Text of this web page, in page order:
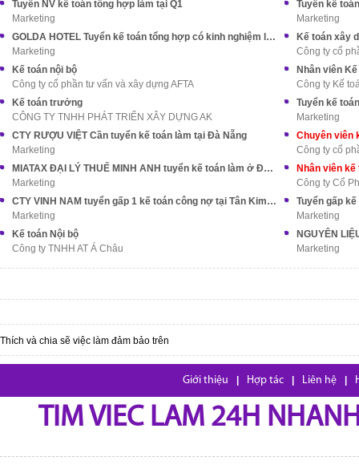
Tuyển NV kế toán tổng hợp làm tại Q1
Marketing
Tuyển kế
Marketing
GOLDA HOTEL Tuyển kế toán tổng hợp có kinh nghiệm làm ở Q5
Marketing
Kế toán xây
Công ty cổ
Kế toán nội bộ
Công ty cổ phần tư vấn và xây dựng AFTA
Nhân viên
Công ty Kế
Kế toán trưởng
CÔNG TY TNHH PHÁT TRIỂN XÂY DỰNG AK
Tuyển kế
Marketing
CTY RƯỢU VIỆT Cần tuyển kế toán làm tại Đà Nẵng
Marketing
Công ty cổ
MIATAX ĐẠI LÝ THUẾ MINH ANH tuyển kế toán làm ở Đồng Nai
Marketing
Nhân viên kế
Công ty Cổ
CTY VINH NAM tuyển gấp 1 kế toán công nợ tại Tân Kim BC
Marketing
Marketing
Kế toán Nội bộ
Công ty TNHH AT Á Châu
NGUYÊN
Marketing
Thích và chia sẽ việc làm đảm bảo trên
Giới thiệu Hợp tác Liên hệ
TIM VIEC LAM 24H